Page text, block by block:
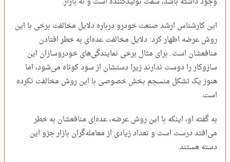
این کارشناس ارشد صنعت خودرو درباره دلایل مخالفت برخی با این
روش عرضه اظهار کرد: دلایل مخالفت عده‌ای به خطر افتادن
منافعشان است. برای مثال برخی نمایندگی‌های خودروسازان این
سازوکار را دوست ندارند زیرا دستشان از سود کوتاه می‌شود، اما
هنوز یک تشکل منسجم بخش خصوصی با این روش مخالفت نکرده
است.
به گفته او، اینکه با این روش عرضه، عده‌ای منافعشان به خطر
می‌افتد درست است و تعداد زیادی از معامله‌گران بازار جزو این
دسته هستند.